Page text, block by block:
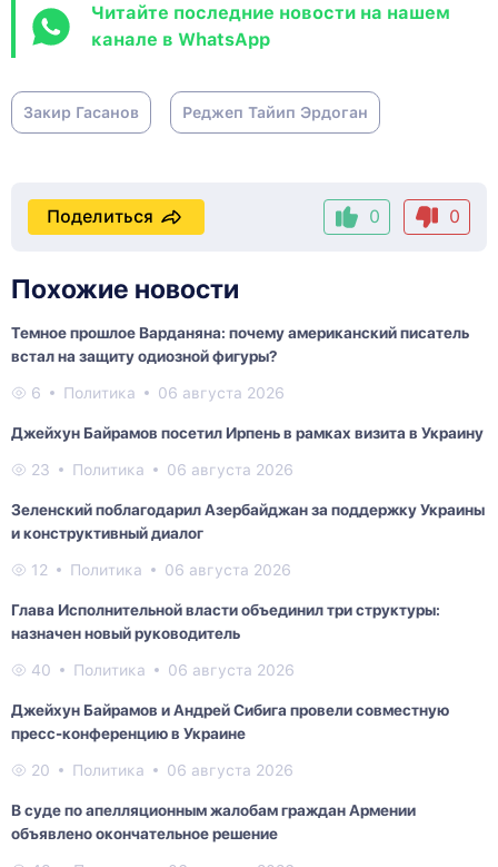
Читайте последние новости на нашем
канале в WhatsApp
Закир Гасанов Реджеп Тайип Эрдоган
0 0
Поделиться
Похожие новости
Темное прошлое Варданяна: почему американский писатель
встал на защиту одиозной фигуры?
6 Политика 06 августа 2026
Джейхун Байрамов посетил Ирпень в рамках визита в Украину
23 Политика 06 августа 2026
Зеленский поблагодарил Азербайджан за поддержку Украины
и конструктивный диалог
12 Политика 06 августа 2026
Глава Исполнительной власти объединил три структуры:
назначен новый руководитель
40 Политика 06 августа 2026
Джейхун Байрамов и Андрей Сибига провели совместную
пресс-конференцию в Украине
20 Политика 06 августа 2026
В суде по апелляционным жалобам граждан Армении
объявлено окончательное решение